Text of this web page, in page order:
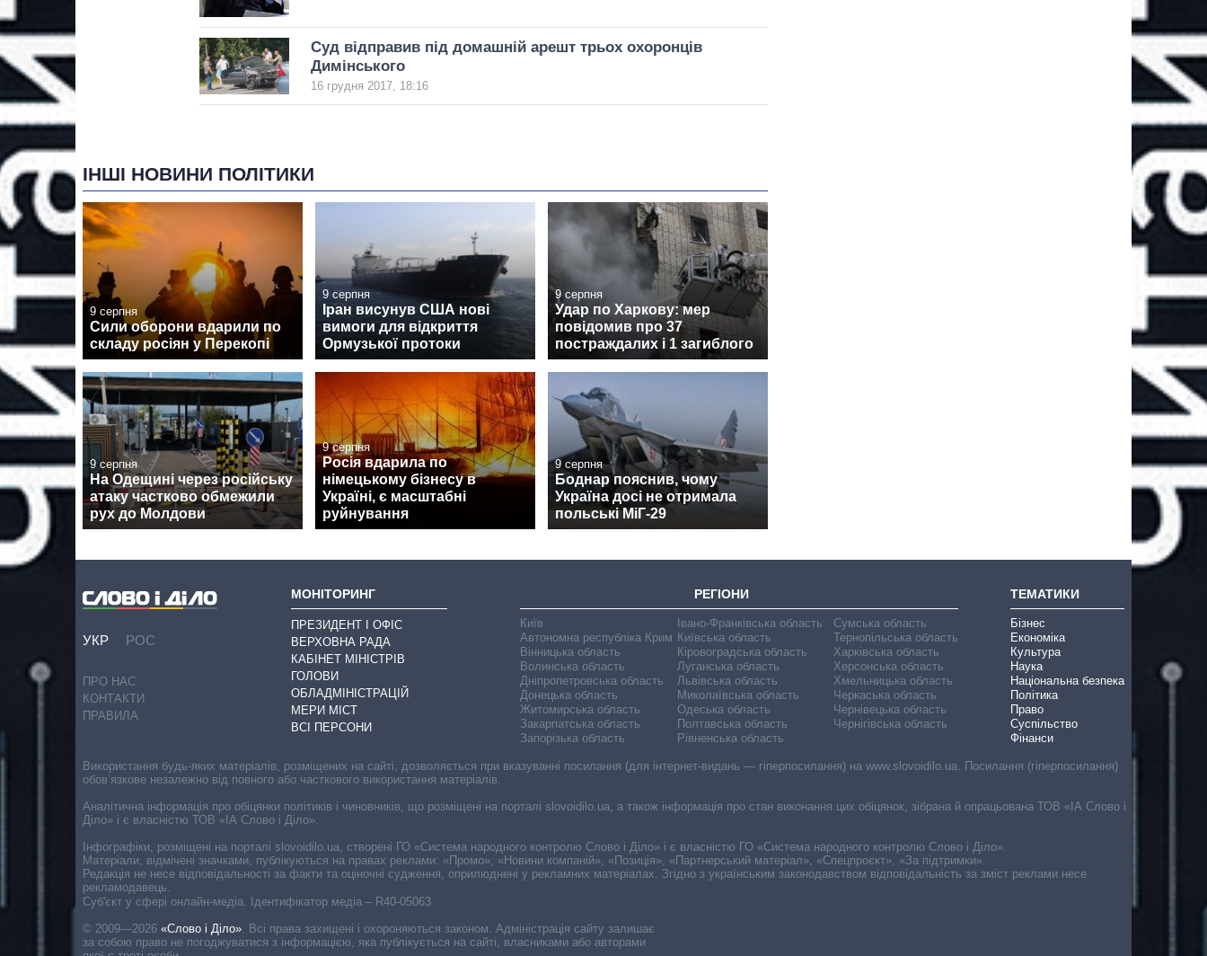
Суд відправив під домашній арешт трьох охоронців
Димінського
16 грудня 2017, 18:16
ІНШІ НОВИНИ ПОЛІТИКИ
9 серпня
Сили оборони вдарили по
складу росіян у Перекопі
9 серпня
Іран висунув США нові
вимоги для відкриття
Ормузької протоки
9 серпня
Удар по Харкову: мер
повідомив про 37
постраждалих і 1 загиблого
9 серпня
На Одещині через російську
атаку частково обмежили
рух до Молдови
9 серпня
Росія вдарила по
німецькому бізнесу в
Україні, є масштабні
руйнування
9 серпня
Боднар пояснив, чому
Україна досі не отримала
польські МіГ-29
УКР РОС
ПРО НАС
КОНТАКТИ
ПРАВИЛА
МОНІТОРИНГ
ПРЕЗИДЕНТ І ОФІС
ВЕРХОВНА РАДА
КАБІНЕТ МІНІСТРІВ
ГОЛОВИ
ОБЛАДМІНІСТРАЦІЙ
МЕРИ МІСТ
ВСІ ПЕРСОНИ
РЕГІОНИ
Київ
Автономна республіка Крим
Вінницька область
Волинська область
Дніпропетровська область
Донецька область
Житомирська область
Закарпатська область
Запорізька область
Івано-Франківська область
Київська область
Кіровоградська область
Луганська область
Львівська область
Миколаївська область
Одеська область
Полтавська область
Рівненська область
Сумська область
Тернопільська область
Харківська область
Херсонська область
Хмельницька область
Черкаська область
Чернівецька область
Чернігівська область
ТЕМАТИКИ
Бізнес
Економіка
Культура
Наука
Національна безпека
Політика
Право
Суспільство
Фінанси
Cуб'єкт у сфері онлайн-медіа. Ідентифікатор медіа – R40-05063
© 2009—2026 «Слово і Діло». Всі права захищені і охороняються законом. Адміністрація сайту залишає
за собою право не погоджуватися з інформацією, яка публікується на сайті, власниками або авторами
Використання будь-яких матеріалів, розміщених на сайті, дозволяється при вказуванні посилання (для інтернет-видань — гіперпосилання) на www.slovoidilo.ua. Посилання (гіперпосилання)
обов’язкове незалежно від повного або часткового використання матеріалів.
Аналітична інформація про обіцянки політиків і чиновників, що розміщені на порталі slovoidilo.ua, а також інформація про стан виконання цих обіцянок, зібрана й опрацьована ТОВ «ІА Слово і
Діло» і є власністю ТОВ «ІА Слово і Діло».
Інфографіки, розміщені на порталі slovoidilo.ua, створені ГО «Система народного контролю Слово і Діло» і є власністю ГО «Система народного контролю Слово і Діло».
Матеріали, відмічені значками, публікуються на правах реклами: «Промо», «Новини компаній», «Позиція», «Партнерський матеріал», «Спецпроєкт», «За підтримки».
Редакція не несе відповідальності за факти та оціночні судження, оприлюднені у рекламних матеріалах. Згідно з українським законодавством відповідальність за зміст реклами несе
рекламодавець.